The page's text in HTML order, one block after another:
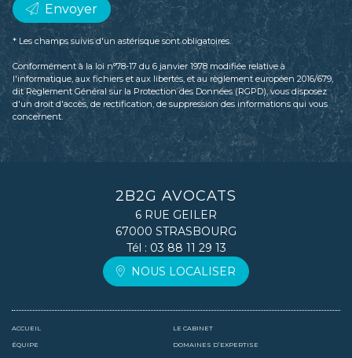
Envoyer
* Les champs suivis d'un astérisque sont obligatoires.
Conformément à la loi n°78-17 du 6 janvier 1978 modifiée relative à
l'informatique, aux fichiers et aux libertés, et au règlement européen 2016/679,
dit Règlement Général sur la Protection des Données (RGPD), vous disposez
d'un droit d'accès, de rectification, de suppression des informations qui vous
concernent.
2B2G AVOCATS
6 RUE GEILER
67000 STRASBOURG
Tél : 03 88 11 29 13
NOUS LOCALISER
ACCUEIL LE CABINET
ÉQUIPE DOMAINES D’EXPERTISE